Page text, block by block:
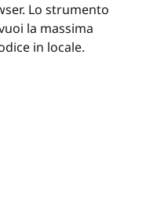
Lo strumento
la massima
in locale.